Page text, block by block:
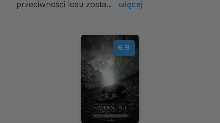
przeciwności losu zosta...
więcej
6.9